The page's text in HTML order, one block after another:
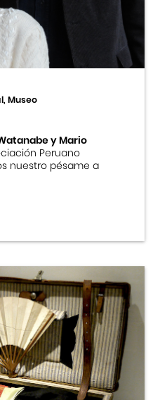
Japonés
Japonesa
Museo
y Mario
Peruano
nuestro pésame a